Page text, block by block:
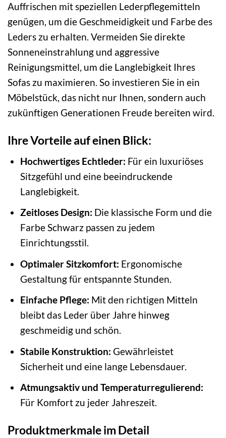
Auffrischen mit speziellen Lederpflegemitteln
genügen, um die Geschmeidigkeit und Farbe des
Leders zu erhalten. Vermeiden Sie direkte
Sonneneinstrahlung und aggressive
Reinigungsmittel, um die Langlebigkeit Ihres
Sofas zu maximieren. So investieren Sie in ein
Möbelstück, das nicht nur Ihnen, sondern auch
zukünftigen Generationen Freude bereiten wird.
Ihre Vorteile auf einen Blick:
Hochwertiges Echtleder: Für ein luxuriöses
Sitzgefühl und eine beeindruckende
Langlebigkeit.
Zeitloses Design: Die klassische Form und die
Farbe Schwarz passen zu jedem
Einrichtungsstil.
Optimaler Sitzkomfort: Ergonomische
Gestaltung für entspannte Stunden.
Einfache Pflege: Mit den richtigen Mitteln
bleibt das Leder über Jahre hinweg
geschmeidig und schön.
Stabile Konstruktion: Gewährleistet
Sicherheit und eine lange Lebensdauer.
Atmungsaktiv und Temperaturregulierend:
Für Komfort zu jeder Jahreszeit.
Produktmerkmale im Detail